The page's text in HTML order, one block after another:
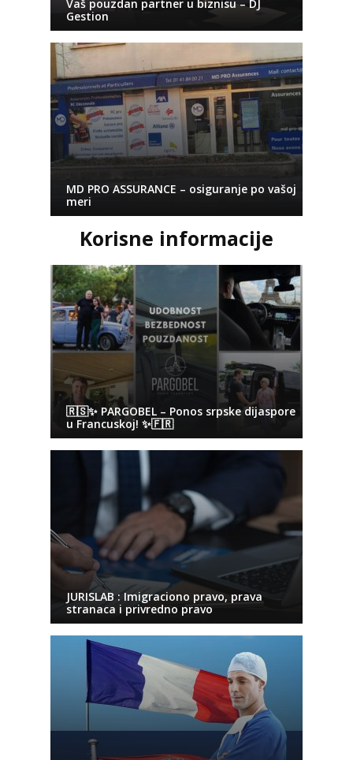
Vaš pouzdan partner u biznisu – DJ
Gestion
MD PRO ASSURANCE – osiguranje po vašoj
meri
Korisne informacije
🇷🇸✨ PARGOBEL – Ponos srpske dijaspore
u Francuskoj! ✨🇫🇷
JURISLAB : Imigraciono pravo, prava
stranaca i privredno pravo